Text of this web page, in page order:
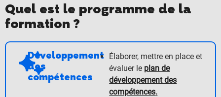
Quel est le programme de la
formation ? ​
Développement
des
compétences
Élaborer, mettre en place et
évaluer le plan de
développement des
compétences.